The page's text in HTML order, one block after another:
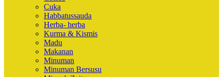
Cuka
Habbatussauda
Herba- herba
Kurma & Kismis
Madu
Makanan
Minuman
Minuman Bersusu